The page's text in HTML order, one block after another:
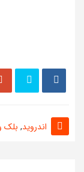
اندروید, بلک